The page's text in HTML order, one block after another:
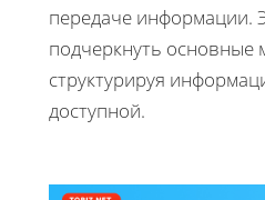
передаче информации.
подчеркнуть основные
структурируя
доступной.